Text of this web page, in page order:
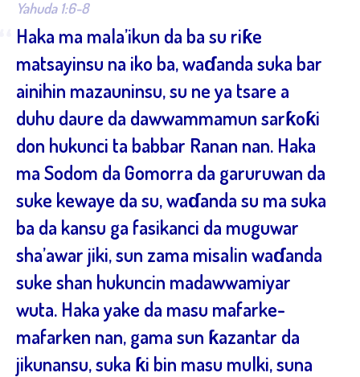
Yahuda 1:6-8
Haka ma mala’ikun da ba su riƙe
matsayinsu na iko ba, waɗanda suka bar
ainihin mazauninsu, su ne ya tsare a
duhu daure da dawwammamun sarƙoƙi
don hukunci ta babbar Ranan nan. Haka
ma Sodom da Gomorra da garuruwan da
suke kewaye da su, waɗanda su ma suka
ba da kansu ga fasikanci da muguwar
sha’awar jiki, sun zama misalin waɗanda
suke shan hukuncin madawwamiyar
wuta. Haka yake da masu mafarke-
mafarken nan, gama sun ƙazantar da
jikunansu, suka ƙi bin masu mulki, suna